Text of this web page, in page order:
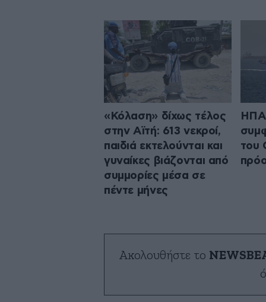
«Κόλαση» δίχως τέλος
στην Αϊτή: 613 νεκροί,
παιδιά εκτελούνται και
γυναίκες βιάζονται από
συμμορίες μέσα σε
πέντε μήνες
του
Ακολουθήστε το